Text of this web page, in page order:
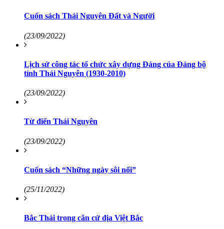
Cuốn sách Thái Nguyên Đất và Người
(23/09/2022)
Lịch sử công tác tổ chức xây dựng Đảng của Đảng bộ
tỉnh Thái Nguyên (1930-2010)
(23/09/2022)
Từ điển Thái Nguyên
(23/09/2022)
Cuốn sách “Những ngày sôi nổi”
(25/11/2022)
Bắc Thái trong căn cứ địa Việt Bắc